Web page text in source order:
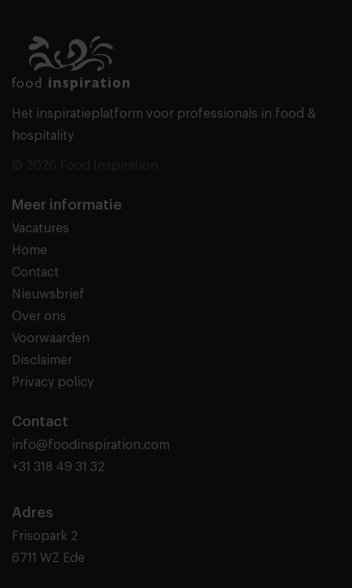
Het inspiratieplatform voor professionals in food &
hospitality
Meer informatie
Vacatures
Home
Contact
Nieuwsbrief
Over ons
Voorwaarden
Disclaimer
Privacy policy
Contact
info@foodinspiration.com
+31 318 49 31 32
Adres
Frisopark 2
6711 WZ Ede